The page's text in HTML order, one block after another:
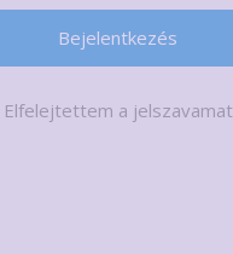
Elfelejtettem a jelszavamat